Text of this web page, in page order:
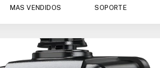
MAS VENDIDOS SOPORTE